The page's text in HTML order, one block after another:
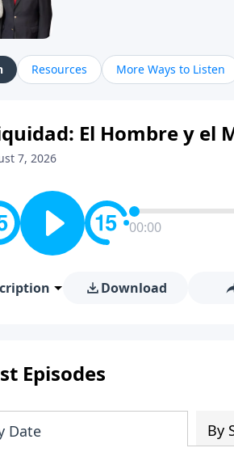
Resources More Ways to Listen
El Hombre y el
7, 2026
00:00
Download
Episodes
Date By